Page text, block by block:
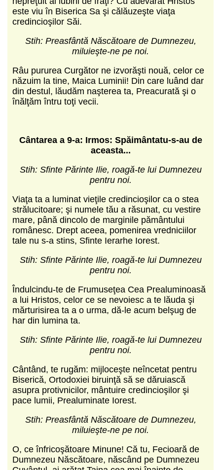
este viu în Biserica Sa şi călăuzeşte viaţa
credincioşilor Săi.
Stih: Preasfântă Născătoare de Dumnezeu,
miluieşte-ne pe noi.
Râu pururea Curgător ne izvorăşti nouă, celor ce
năzuim la tine, Maica Luminii! Din care luând dar
din destul, lăudăm naşterea ta, Preacurată şi o
înălţăm întru toţi vecii.
Cântarea a 9-a: Irmos: Spăimântatu-s-au de
aceasta...
Stih: Sfinte Părinte Ilie, roagă-te lui Dumnezeu
pentru noi.
Viaţa ta a luminat vieţile credincioşilor ca o stea
strălucitoare; şi numele tău a răsunat, cu vestire
mare, până dincolo de marginile pământului
românesc. Drept aceea, pome­nirea vredniciilor
tale nu s-a stins, Sfinte Ierarhe Iorest.
Stih: Sfinte Părinte Ilie, roagă-te lui Dumnezeu
pentru noi.
Îndulcindu-te de Frumuseţea Cea Prealuminoasă
a lui Hristos, celor ce se nevoiesc a te lăuda şi
mărturisirea ta a o urma, dă-le acum belşug de
har din lumina ta.
Stih: Sfinte Părinte Ilie, roagă-te lui Dumnezeu
pentru noi.
Cântând, te rugăm: mijloceşte neîncetat pentru
Biserică, Ortodoxiei biruinţă să se dăruiască
asupra protivnicilor, mântuire credincioşilor şi
pace lumii, Prealuminate Iorest.
Stih: Preasfântă Născătoare de Dumnezeu,
miluieşte-ne pe noi.
O, ce înfricoşătoare Minune! Că tu, Fecioară de
Dumnezeu Născătoare, născând pe Dumnezeu